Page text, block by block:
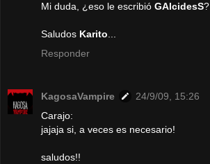
Mi duda, ¿eso le escribió GAlcidesS?
Saludos Karito
Responder
KagosaVampire
24/9/09, 15:26
Carajo:
jajaja si, a veces es necesario!
saludos!!